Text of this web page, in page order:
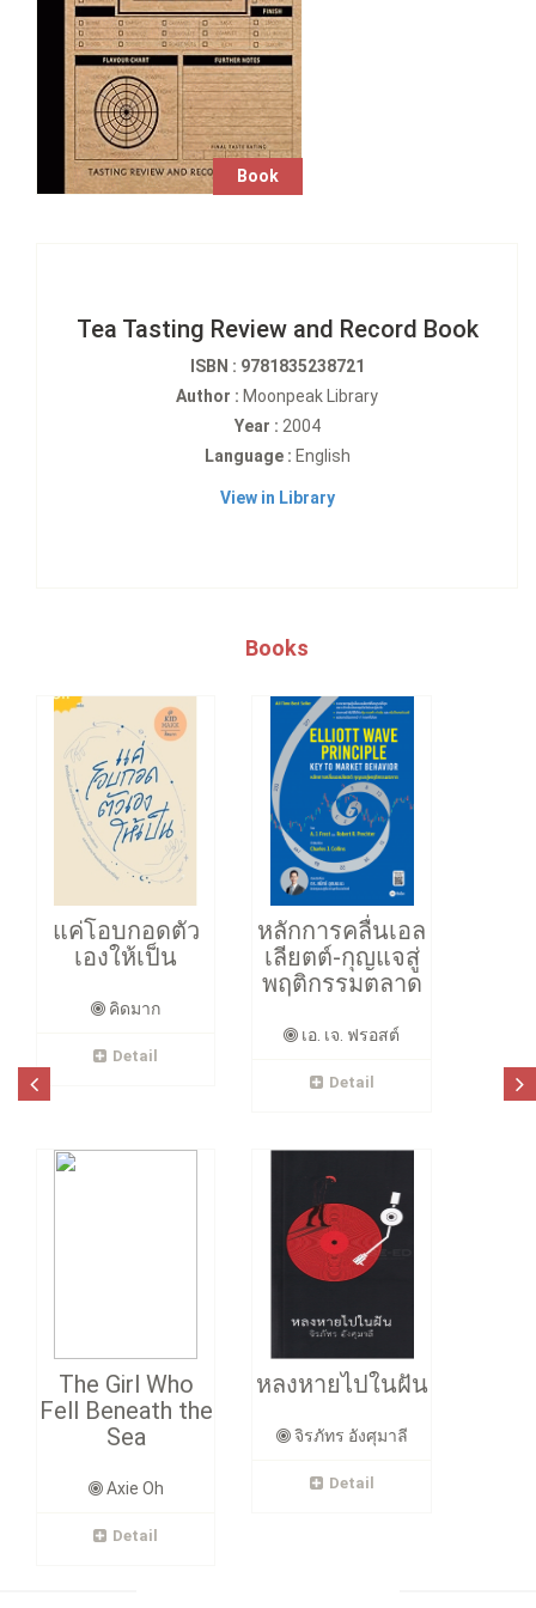
Book
Tea Tasting Review and Record Book
ISBN : 9781835238721
Author : Moonpeak Library
Year : 2004
Language : English
View in Library
Books
แค่โอบกอดตัว
เองให้เป็น
คิดมาก
Detail
หลักการคลื่นเอล
เลียตต์-กุญแจสู่
พฤติกรรมตลาด
เอ. เจ. ฟรอสต์
Detail
The Girl Who
Fell Beneath the
Sea
Axie Oh
Detail
หลงหายไปในฝัน
จิรภัทร อังศุมาลี
Detail